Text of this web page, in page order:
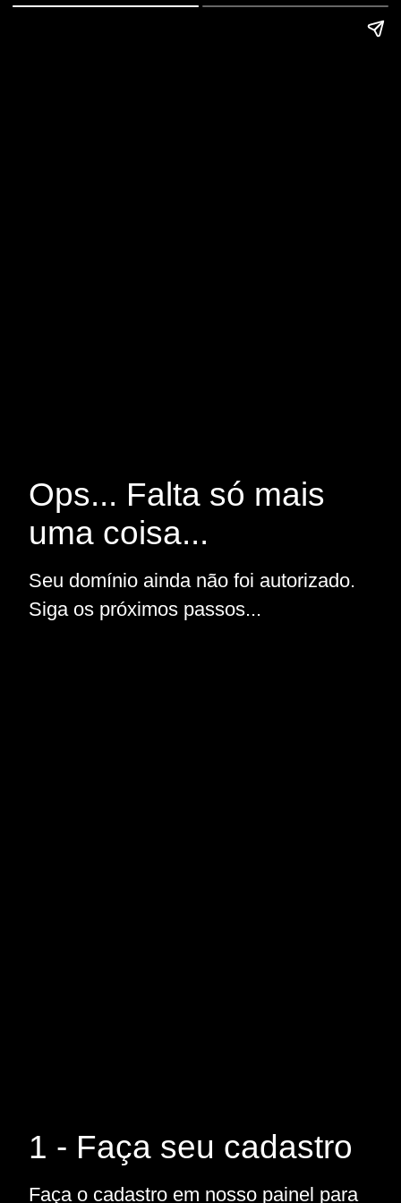
Ops... Falta só mais
uma coisa...
Seu domínio ainda não foi autorizado.
Siga os próximos passos...
1 - Faça seu cadastro
Faça o cadastro em nosso painel para